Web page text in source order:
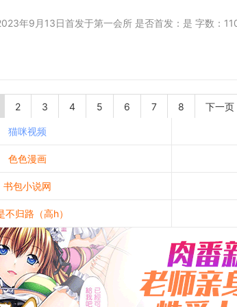
年9月13日首发于第一会所 是否首发：是 字数
2 3 4 5 6 7 8 下一页
猫咪视频
色色漫画
书包小说网
不归路（高h）